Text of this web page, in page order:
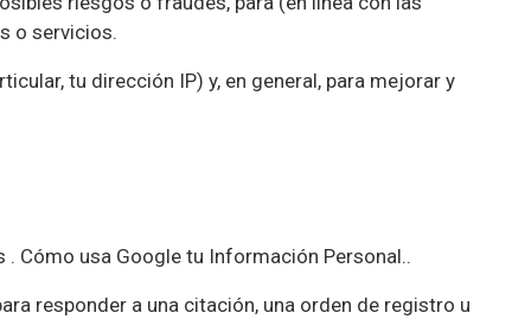
o servicios.
tu dirección IP) y, en general, para mejorar y
. Cómo usa Google tu Información Personal..
responder a una citación, una orden de registro u